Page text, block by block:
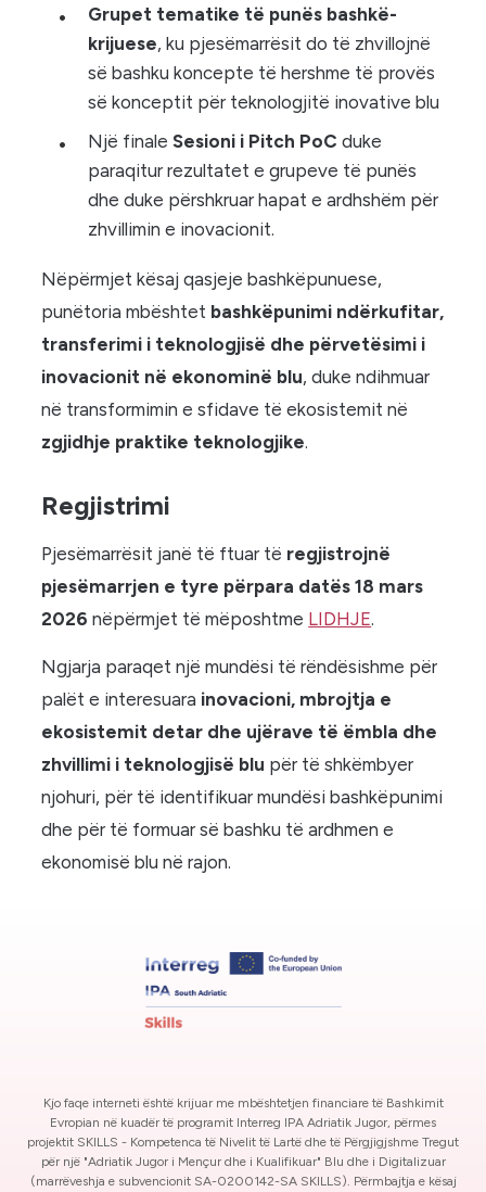
Grupet tematike të punës bashkë-
krijuese, ku pjesëmarrësit do të zhvillojnë
së bashku koncepte të hershme të provës
së konceptit për teknologjitë inovative blu
Një finale Sesioni i Pitch PoC duke
paraqitur rezultatet e grupeve të punës
dhe duke përshkruar hapat e ardhshëm për
zhvillimin e inovacionit.
Nëpërmjet kësaj qasjeje bashkëpunuese,
punëtoria mbështet bashkëpunimi ndërkufitar,
transferimi i teknologjisë dhe përvetësimi i
inovacionit në ekonominë blu, duke ndihmuar
në transformimin e sfidave të ekosistemit në
zgjidhje praktike teknologjike.
Regjistrimi
Pjesëmarrësit janë të ftuar të regjistrojnë
pjesëmarrjen e tyre përpara datës 18 mars
2026 nëpërmjet të mëposhtme LIDHJE.
Ngjarja paraqet një mundësi të rëndësishme për
palët e interesuara inovacioni, mbrojtja e
ekosistemit detar dhe ujërave të ëmbla dhe
zhvillimi i teknologjisë blu për të shkëmbyer
njohuri, për të identifikuar mundësi bashkëpunimi
dhe për të formuar së bashku të ardhmen e
ekonomisë blu në rajon.
Kjo faqe interneti është krijuar me mbështetjen financiare të Bashkimit
Evropian në kuadër të programit Interreg IPA Adriatik Jugor, përmes
projektit SKILLS - Kompetenca të Nivelit të Lartë dhe të Përgjigjshme Tregut
për një "Adriatik Jugor i Mençur dhe i Kualifikuar" Blu dhe i Digitalizuar
(marrëveshja e subvencionit SA-0200142-SA SKILLS). Përmbajtja e kësaj